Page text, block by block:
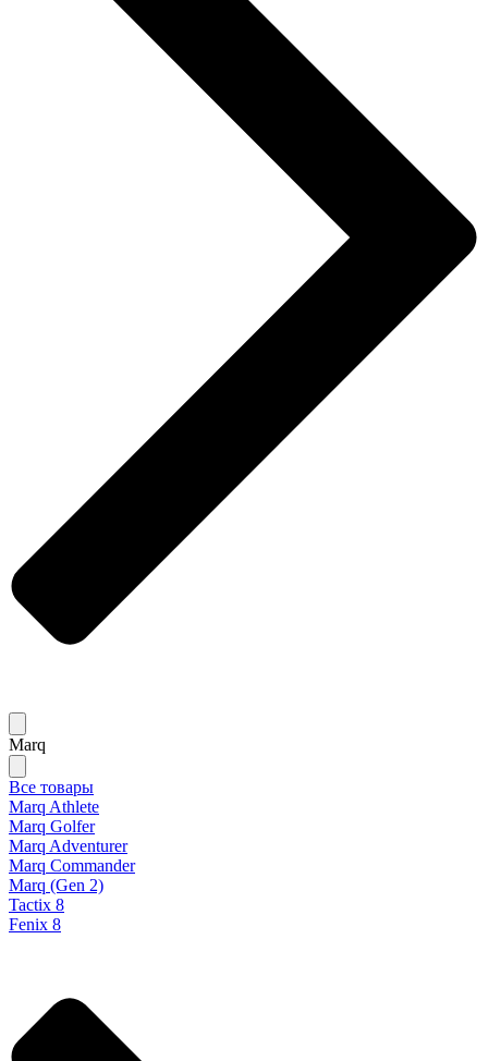
Marq
Все товары
Marq Athlete
Marq Golfer
Marq Adventurer
Marq Commander
Marq (Gen 2)
Tactix 8
Fenix 8